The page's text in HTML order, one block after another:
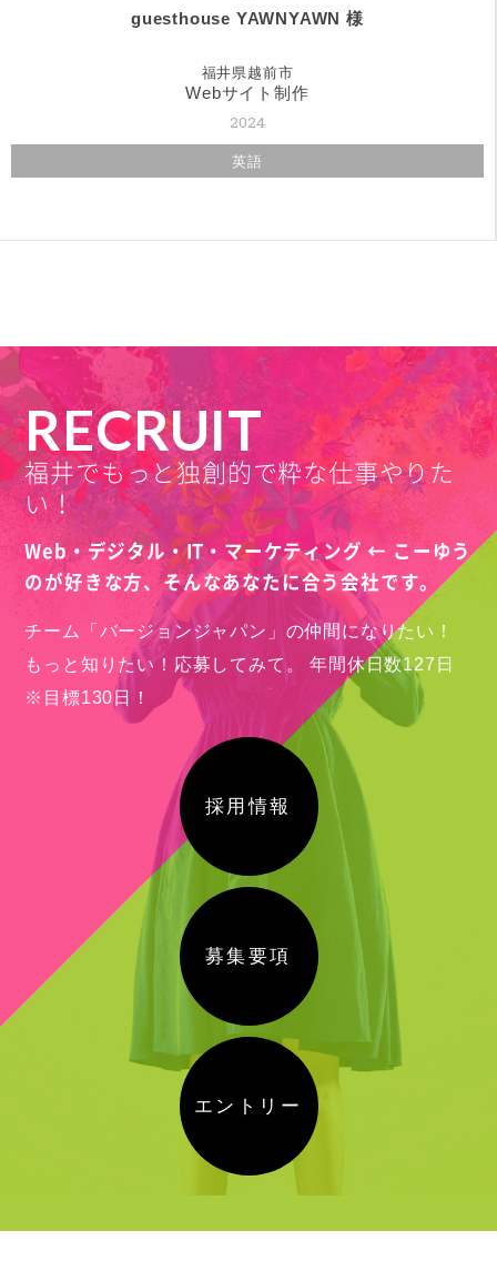
guesthouse YAWNYAWN 様
福井県越前市
Webサイト制作
2024
英語
RECRUIT
福井でもっと独創的で粋な仕事やりた
い！
Web・デジタル・IT・マーケティング ← こーゆう
のが好きな方、そんなあなたに合う会社です。
チーム「バージョンジャパン」の仲間になりたい！
もっと知りたい！応募してみて。
年間休日数127日
※目標130日！
採用情報
募集要項
エントリー